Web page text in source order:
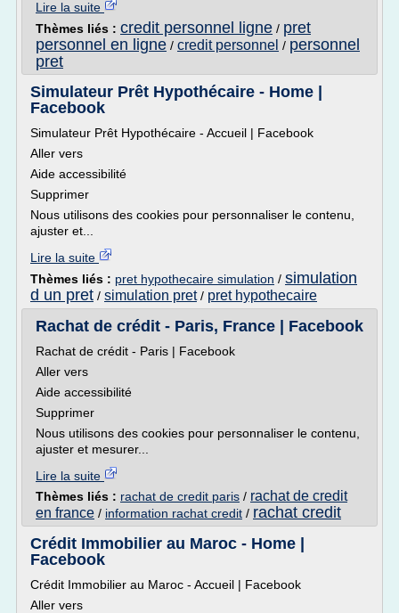
Lire la suite
Thèmes liés : credit personnel ligne / pret
personnel en ligne / credit personnel / personnel
pret
Simulateur Prêt Hypothécaire - Home |
Facebook
Simulateur Prêt Hypothécaire - Accueil | Facebook
Aller vers
Aide accessibilité
Supprimer
Nous utilisons des cookies pour personnaliser le contenu,
ajuster et...
Lire la suite
Thèmes liés : pret hypothecaire simulation / simulation
d un pret / simulation pret/ pret hypothecaire
Rachat de crédit - Paris, France | Facebook
Rachat de crédit - Paris | Facebook
Aller vers
Aide accessibilité
Supprimer
Nous utilisons des cookies pour personnaliser le contenu,
ajuster et mesurer...
Lire la suite
Thèmes liés : rachat de credit paris / rachat de credit
en france / information rachat credit / rachat credit
Crédit Immobilier au Maroc - Home |
Facebook
Crédit Immobilier au Maroc - Accueil | Facebook
Aller vers